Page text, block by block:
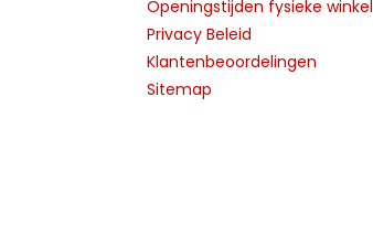
Openingstijden fysieke winkel
Privacy Beleid
Klantenbeoordelingen
Sitemap